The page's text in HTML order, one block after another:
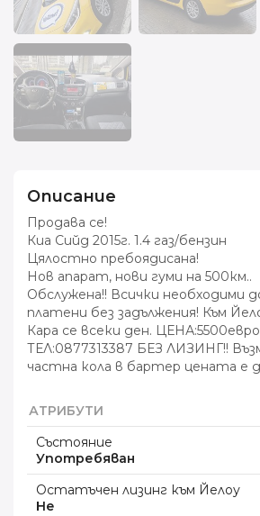
Описание
Продава се!
Киа Сийд 2015г. 1.4 газ/бензин
Цялостно пребоядисана!
Нов апарат, нови гуми на 500км..
Обслужена!! Всички необходими
платени без задължения! Към
Кара се всеки ден. ЦЕНА:5500евро
ТЕЛ:0877313387 БЕЗ ЛИЗИНГ!!
частна кола в бартер цената е
АТРИБУТИ
Състояние
Употребяван
Остатъчен лизинг към Йелоу
Не